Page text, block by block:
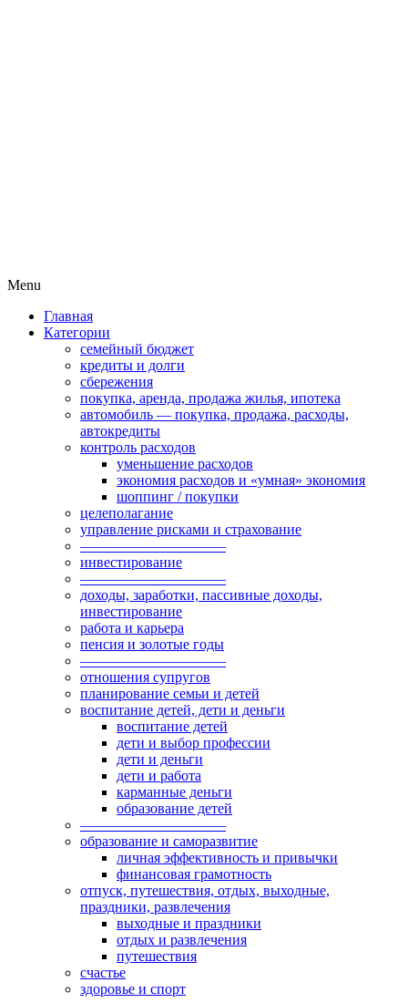
Menu
content
Главная
Категории
семейный бюджет
кредиты и долги
сбережения
покупка, аренда, продажа жилья, ипотека
автомобиль — покупка, продажа, расходы,
автокредиты
контроль расходов
уменьшение расходов
экономия расходов и «умная» экономия
шоппинг / покупки
целеполагание
управление рисками и страхование
——————————
инвестирование
——————————
доходы, заработки, пассивные доходы,
инвестирование
работа и карьера
пенсия и золотые годы
——————————
отношения супругов
планирование семьи и детей
воспитание детей, дети и деньги
воспитание детей
дети и выбор профессии
дети и деньги
дети и работа
карманные деньги
образование детей
——————————
образование и саморазвитие
личная эффективность и привычки
финансовая грамотность
отпуск, путешествия, отдых, выходные,
праздники, развлечения
выходные и праздники
отдых и развлечения
путешествия
счастье
здоровье и спорт